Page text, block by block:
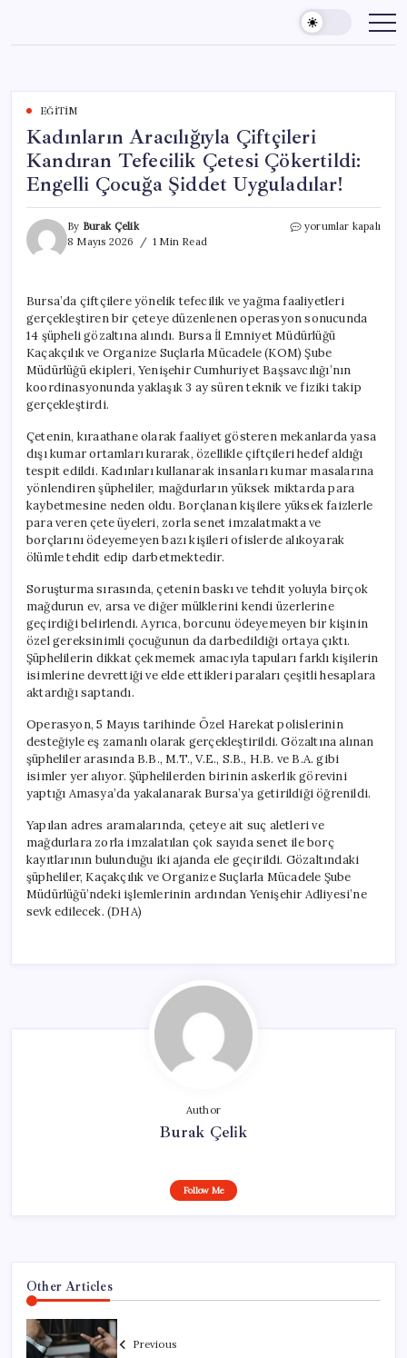
content
EĞITIM
Kadınların Aracılığıyla Çiftçileri
Kandıran Tefecilik Çetesi Çökertildi:
Engelli Çocuğa Şiddet Uyguladılar!
By Burak Çelik
8 Mayıs 2026
1 Min Read
Kadınların
Çetesi
Çökertildi:
Engelli
Çocuğa
Şiddet
Uyguladılar!
için
yorumlar kapalı
Bursa’da çiftçilere yönelik tefecilik ve yağma faaliyetleri
gerçekleştiren bir çeteye düzenlenen operasyon sonucunda
14 şüpheli gözaltına alındı. Bursa İl Emniyet Müdürlüğü
Kaçakçılık ve Organize Suçlarla Mücadele (KOM) Şube
Müdürlüğü ekipleri, Yenişehir Cumhuriyet Başsavcılığı’nın
koordinasyonunda yaklaşık 3 ay süren teknik ve fiziki takip
gerçekleştirdi.
Çetenin, kıraathane olarak faaliyet gösteren mekanlarda yasa
dışı kumar ortamları kurarak, özellikle çiftçileri hedef aldığı
tespit edildi. Kadınları kullanarak insanları kumar masalarına
yönlendiren şüpheliler, mağdurların yüksek miktarda para
kaybetmesine neden oldu. Borçlanan kişilere yüksek faizlerle
para veren çete üyeleri, zorla senet imzalatmakta ve
borçlarını ödeyemeyen bazı kişileri ofislerde alıkoyarak
ölümle tehdit edip darbetmektedir.
Soruşturma sırasında, çetenin baskı ve tehdit yoluyla birçok
mağdurun ev, arsa ve diğer mülklerini kendi üzerlerine
geçirdiği belirlendi. Ayrıca, borcunu ödeyemeyen bir kişinin
özel gereksinimli çocuğunun da darbedildiği ortaya çıktı.
Şüphelilerin dikkat çekmemek amacıyla tapuları farklı kişilerin
isimlerine devrettiği ve elde ettikleri paraları çeşitli hesaplara
aktardığı saptandı.
Operasyon, 5 Mayıs tarihinde Özel Harekat polislerinin
desteğiyle eş zamanlı olarak gerçekleştirildi. Gözaltına alınan
şüpheliler arasında B.B., M.T., V.E., S.B., H.B. ve B.A. gibi
isimler yer alıyor. Şüphelilerden birinin askerlik görevini
yaptığı Amasya’da yakalanarak Bursa’ya getirildiği öğrenildi.
Yapılan adres aramalarında, çeteye ait suç aletleri ve
mağdurlara zorla imzalatılan çok sayıda senet ile borç
kayıtlarının bulunduğu iki ajanda ele geçirildi. Gözaltındaki
şüpheliler, Kaçakçılık ve Organize Suçlarla Mücadele Şube
Müdürlüğü’ndeki işlemlerinin ardından Yenişehir Adliyesi’ne
sevk edilecek. (DHA)
Author
Burak Çelik
Follow Me
Other Articles
Previous